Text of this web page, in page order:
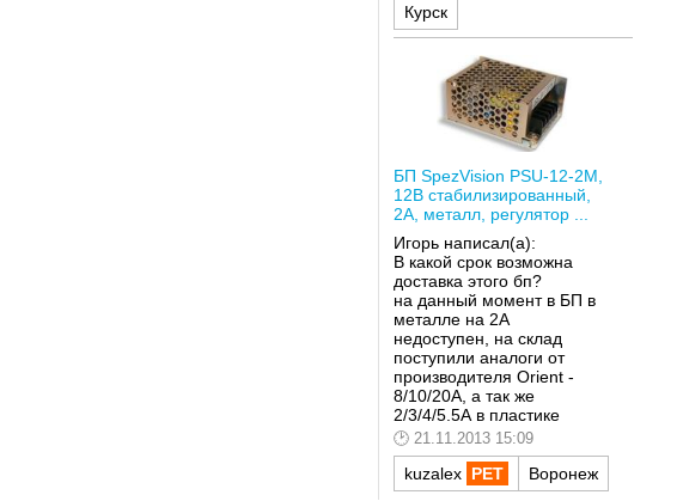
Курск
БП SpezVision PSU-12-2M,
12В стабилизированный,
2А, металл, регулятор ...
Игорь написал(а):
В какой срок возможна
доставка этого бп?
на данный момент в БП в
металле на 2А
недоступен, на склад
поступили аналоги от
производителя Orient -
8/10/20А, а так же
2/3/4/5.5А в пластике
21.11.2013 15:09
kuzalex Воронеж